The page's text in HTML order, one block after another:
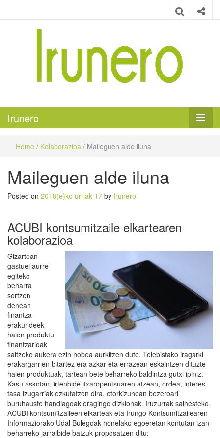
Irunero
Home / Kolaborazioa / Maileguen alde iluna
Maileguen alde iluna
Posted on 2018(e)ko urriak 17 by Irunero
ACUBI kontsumitzaile elkartearen
kolaborazioa
Gizartean
gastuei aurre
egiteko
beharra
sortzen
denean
finantza-
erakundeek
haien produktu
finantzarioak
saltzeko aukera ezin hobea aurkitzen dute. Telebistako iragarki
erakargarrien bitartez era azkar eta errazean eskaintzen dituzte
haien produktuak, tartean bete beharreko baldintza gutxi ipiniz.
Kasu askotan, irtenbide itxaropentsuaren atzean, ordea, interes-
tasa izugarriak ezkutatzen dira, etorkizunean bezeroari
buruhauste handiagoak eragingo dizkionak. Iruzurrak saihesteko,
ACUBI kontsumitzaileen elkarteak eta Irungo Kontsumitzailearen
Informaziorako Udal Bulegoak honelako egoeretan kontutan izan
beharreko jarraibide batzuk proposatzen ditu: